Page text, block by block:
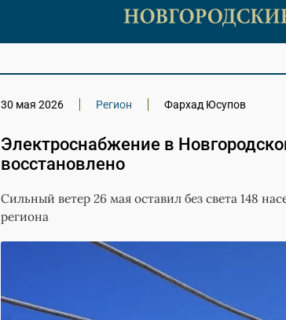
30 мая 2026 Регион Фархад Юсупов
Электроснабжение в
восстановлено
Сильный ветер 26 мая оставил без света 148
региона